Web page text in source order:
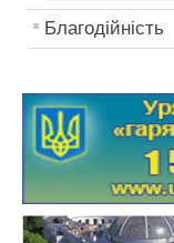
Благодійність